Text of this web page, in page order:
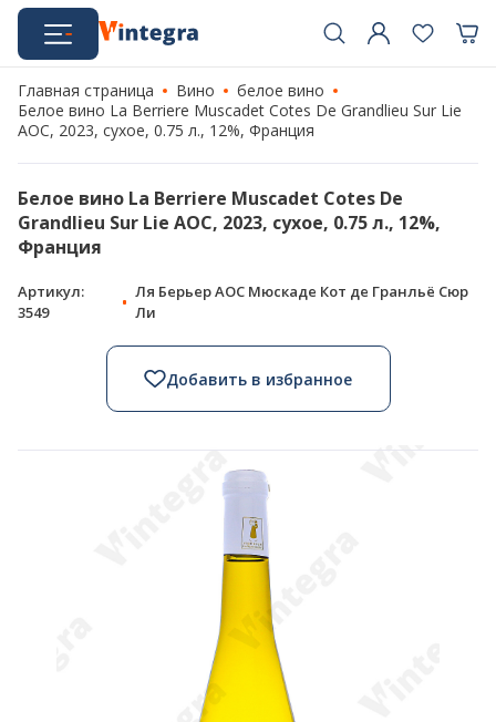
Главная страница Вино
белое вино
Белое вино La Berriere Muscadet Cotes De Grandlieu Sur Lie
AOC, 2023, сухое, 0.75 л., 12%, Франция
Белое вино La Berriere Muscadet Cotes De
Grandlieu Sur Lie AOC, 2023, сухое, 0.75 л., 12%,
Франция
Артикул:
3549
Ля Берьер AOC Мюскаде Кот де Гранльё Сюр
Ли
Добавить в избранное